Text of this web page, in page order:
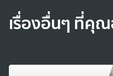
เรื่องอื่นๆ ที่คุ